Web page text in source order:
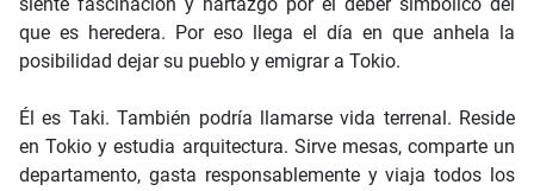
que es heredera. Por eso llega el día en que anhela la
posibilidad dejar su pueblo y emigrar a Tokio.
Él es Taki. También podría llamarse vida terrenal. Reside
en Tokio y estudia arquitectura. Sirve mesas, comparte un
departamento, gasta responsablemente y viaja todos los